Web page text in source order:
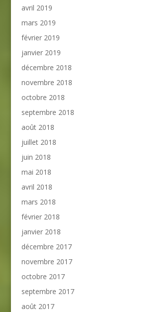
avril 2019
mars 2019
février 2019
janvier 2019
décembre 2018
novembre 2018
octobre 2018
septembre 2018
août 2018
juillet 2018
juin 2018
mai 2018
avril 2018
mars 2018
février 2018
janvier 2018
décembre 2017
novembre 2017
octobre 2017
septembre 2017
août 2017